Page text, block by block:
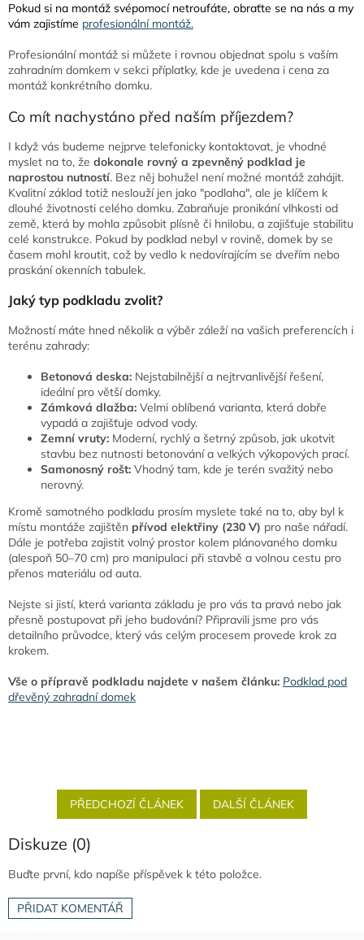
Pokud si na montáž svépomocí netroufáte, obraťte se na nás a my
vám zajistíme profesionální montáž.
Profesionální montáž si můžete i rovnou objednat spolu s vaším
zahradním domkem v sekci příplatky, kde je uvedena i cena za
montáž konkrétního domku.
Co mít nachystáno před naším příjezdem?
I když vás budeme nejprve telefonicky kontaktovat, je vhodné
myslet na to, že dokonale rovný a zpevněný podklad je
naprostou nutností. Bez něj bohužel není možné montáž zahájit.
Kvalitní základ totiž neslouží jen jako "podlaha", ale je klíčem k
dlouhé životnosti celého domku. Zabraňuje pronikání vlhkosti od
země, která by mohla způsobit plísně či hnilobu, a zajišťuje stabilitu
celé konstrukce. Pokud by podklad nebyl v rovině, domek by se
časem mohl kroutit, což by vedlo k nedovírajícím se dveřím nebo
praskání okenních tabulek.
Jaký typ podkladu zvolit?
Možností máte hned několik a výběr záleží na vašich preferencích i
terénu zahrady:
Betonová deska: Nejstabilnější a nejtrvanlivější řešení,
ideální pro větší domky.
Zámková dlažba: Velmi oblíbená varianta, která dobře
vypadá a zajišťuje odvod vody.
Zemní vruty: Moderní, rychlý a šetrný způsob, jak ukotvit
stavbu bez nutnosti betonování a velkých výkopových prací.
Samonosný rošt: Vhodný tam, kde je terén svažitý nebo
nerovný.
Kromě samotného podkladu prosím myslete také na to, aby byl k
místu montáže zajištěn přívod elektřiny (230 V) pro naše nářadí.
Dále je potřeba zajistit volný prostor kolem plánovaného domku
(alespoň 50–70 cm) pro manipulaci při stavbě a volnou cestu pro
přenos materiálu od auta.
Nejste si jistí, která varianta základu je pro vás ta pravá nebo jak
přesně postupovat při jeho budování? Připravili jsme pro vás
detailního průvodce, který vás celým procesem provede krok za
krokem.
Vše o přípravě podkladu najdete v našem článku: Podklad pod
dřevěný zahradní domek
PŘEDCHOZÍ ČLÁNEK DALŠÍ ČLÁNEK
Diskuze (0)
Buďte první, kdo napíše příspěvek k této položce.
PŘIDAT KOMENTÁŘ